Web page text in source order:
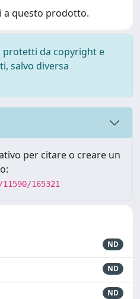
a questo prodotto.
protetti da copyright e
salvo diversa
per citare o creare un
165321
ND
ND
ND